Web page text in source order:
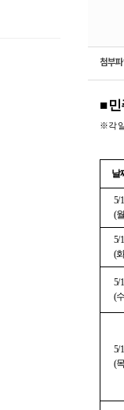
첨부
■
※ 각
날
5/
(월
5/
(
5/
(수
5/
(목